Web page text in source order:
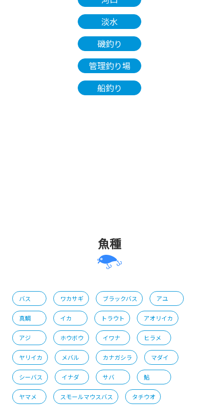
淡水
磯釣り
管理釣り場
船釣り
魚種
バス ワカサギ ブラックバス アユ
真鯛 イカ トラウト アオリイカ
アジ ホウボウ イワナ ヒラメ
ヤリイカ メバル カナガシラ マダイ
シーバス イナダ サバ 鮎
ヤマメ スモールマウスバス タチウオ